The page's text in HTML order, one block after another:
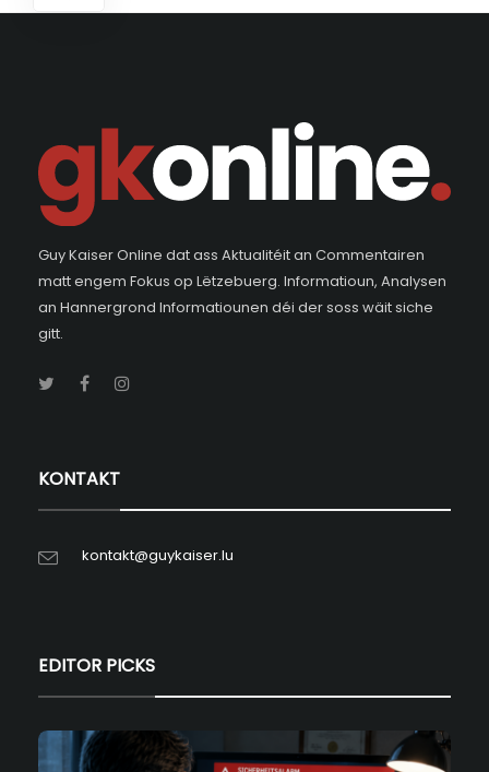
Guy Kaiser Online dat ass Aktualitéit an Commentairen
matt engem Fokus op Lëtzebuerg. Informatioun, Analysen
an Hannergrond Informatiounen déi der soss wäit siche
gitt.
KONTAKT
kontakt@guykaiser.lu
EDITOR PICKS